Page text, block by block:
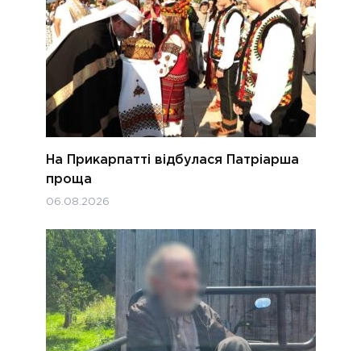
На Прикарпатті відбулася Патріарша
проща
06.08.2026